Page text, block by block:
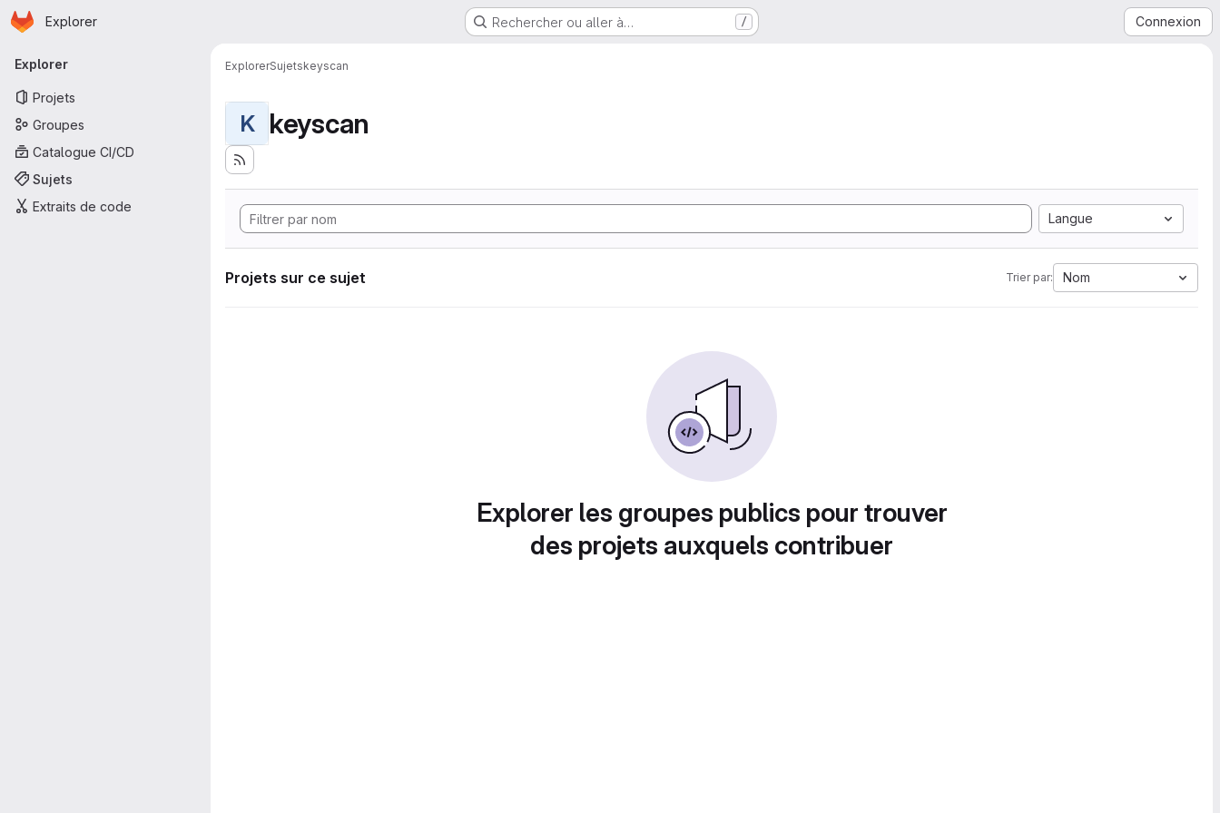
Passer au contenu principal
Page d'accueil
Explorer Rechercher ou aller à… / Connexion
Navigation principale
Explorer
Projets
Groupes
Catalogue CI/CD
Sujets
Extraits de code
ExplorerSujetskeyscan
K keyscan
Langue
Projets sur ce sujet Trier par: Nom
Explorer les groupes publics pour trouver
des projets auxquels contribuer